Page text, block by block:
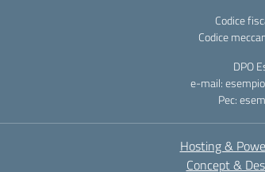
Codice
Codice
DPO
e-mail:
Pec:
Hosting &
Concept &